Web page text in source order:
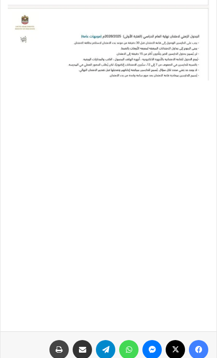
فيسبوك ماسنجر واتساب تيلقرام مشاركة عبر البريد